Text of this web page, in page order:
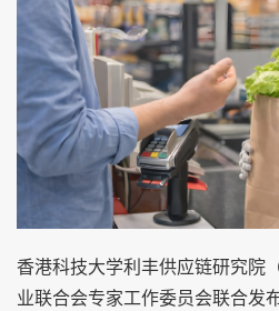
香港科技大学利丰供应链研究院
业联合会专家工作委员会联合发